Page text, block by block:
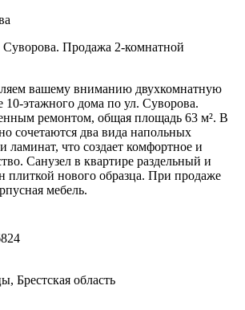
Суворова. Продажа 2-комнатной
вашему вниманию двухкомнатную
10-этажного дома по ул. Суворова.
ремонтом, общая площадь 63 м². В
сочетаются два вида напольных
ламинат, что создает комфортное и
Санузел в квартире раздельный и
плиткой нового образца. При продаже
мебель.
Брестская область